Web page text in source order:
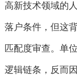
高新技术领域的
落户条件，但这
匹配度审查。单
逻辑链条，反而